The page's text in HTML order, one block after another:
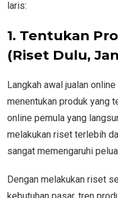
laris:
1. Tentukan
(Riset Dulu,
Langkah awal jualan
menentukan produk yang
online pemula yang
melakukan riset terlebih
sangat memengaruhi
Dengan melakukan riset